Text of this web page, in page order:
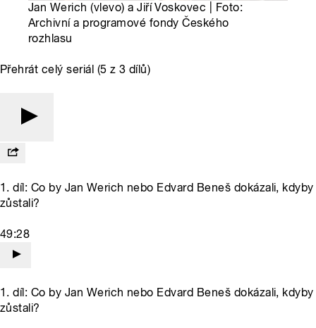
Jan Werich (vlevo) a Jiří Voskovec | Foto:
Archivní a programové fondy Českého
rozhlasu
Přehrát celý seriál (5 z 3 dílů)
1. díl: Co by Jan Werich nebo Edvard Beneš dokázali, kdyby
zůstali?
49:28
1. díl: Co by Jan Werich nebo Edvard Beneš dokázali, kdyby
zůstali?